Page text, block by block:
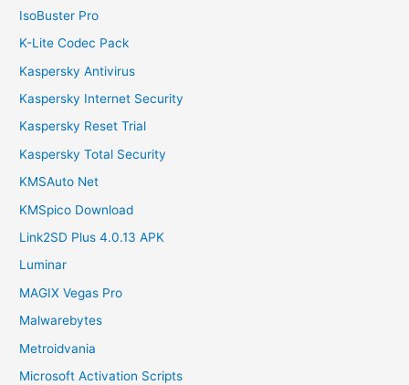
IsoBuster Pro
K-Lite Codec Pack
Kaspersky Antivirus
Kaspersky Internet Security
Kaspersky Reset Trial
Kaspersky Total Security
KMSAuto Net
KMSpico Download
Link2SD Plus 4.0.13 APK
Luminar
MAGIX Vegas Pro
Malwarebytes
Metroidvania
Microsoft Activation Scripts